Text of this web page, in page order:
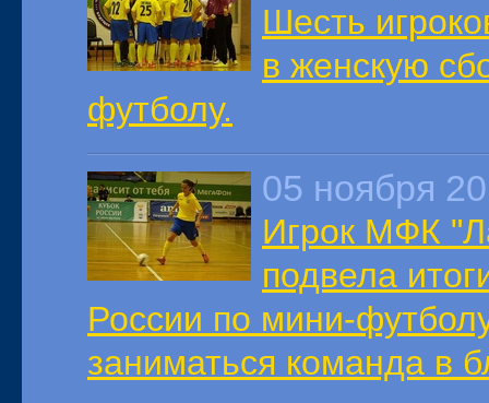
Шесть
в женскую
футболу.
05 ноября
Игрок МФК
подвела
России по мини-
заниматься команда в